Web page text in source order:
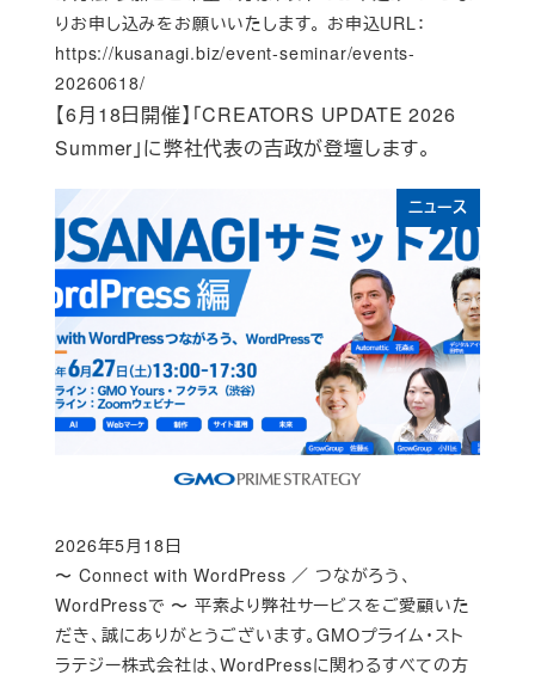
【6月18日開催】「CREATORS UPDATE 2026
Summer」に弊社代表の吉政が登壇します。
りお申し込みをお願いいたします。 お申込URL：
https://kusanagi.biz/event-seminar/events-
20260618/
ニュース
〜 Connect with WordPress ／ つながろう、
WordPressで 〜 平素より弊社サービスをご愛顧いた
だき、誠にありがとうございます。GMOプライム・スト
ラテジー株式会社は、WordPressに関わるすべての方
Published
2026年5月18日